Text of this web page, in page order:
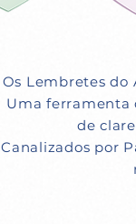
Os Lembretes do
Uma ferramenta
de
Canalizados por